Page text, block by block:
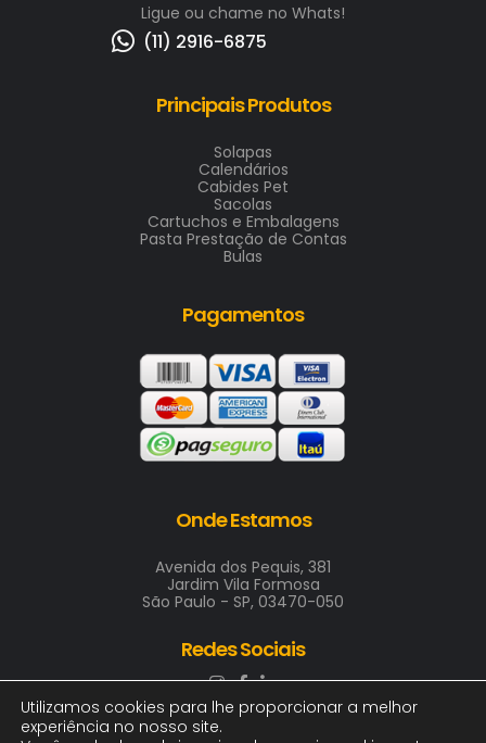
Ligue ou chame no Whats!
(11) 2916-6875
Principais Produtos
Solapas
Calendários
Cabides Pet
Sacolas
Cartuchos e Embalagens
Pasta Prestação de Contas
Bulas
Pagamentos
Onde Estamos
Avenida dos Pequis, 381
Jardim Vila Formosa
São Paulo - SP, 03470-050
Redes Sociais
Utilizamos cookies para lhe proporcionar a melhor
experiência no nosso site.